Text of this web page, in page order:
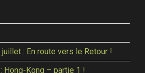
: En route vers le Retour !
Hong-Kong – partie 1 !